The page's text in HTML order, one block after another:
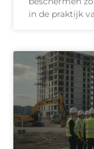
in de praktijk